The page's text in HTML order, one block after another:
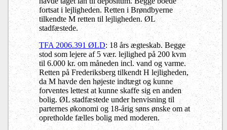
fortsat i lejligheden. Retten i Brøndbyerne
tilkendte M retten til lejligheden. ØL
stadfæstede.
TFA 2006.391 ØLD: 18 års ægteskab. Begge
stod som lejere af 5 vær. lejlighed på 200 kvm
til 6.000 kr. om måneden incl. vand og varme.
Retten på Frederiksberg tilkendt H lejligheden,
da M havde den højeste indtægt og kunne
forventes lettest at kunne skaffe sig en anden
bolig. ØL stadfæstede under henvisning til
parternes økonomi og 18-årig søns ønske om at
opretholde fælles bolig med moderen.